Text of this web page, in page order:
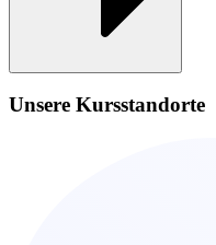
Unsere Kursstandorte